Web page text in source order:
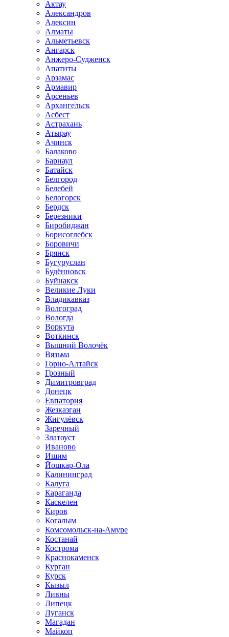
Актау
Александров
Алексин
Алматы
Альметьевск
Ангарск
Анжеро-Судженск
Апатиты
Арзамас
Армавир
Арсеньев
Архангельск
Асбест
Астрахань
Атырау
Ачинск
Балаково
Барнаул
Батайск
Белгород
Белебей
Белогорск
Бердск
Березники
Биробиджан
Борисоглебск
Боровичи
Брянск
Бугуруслан
Будённовск
Буйнакск
Великие Луки
Владикавказ
Волгоград
Вологда
Воркута
Воткинск
Вышний Волочёк
Вязьма
Горно-Алтайск
Грозный
Димитровград
Донецк
Евпатория
Жезказган
Жигулёвск
Заречный
Златоуст
Иваново
Ишим
Йошкар-Ола
Калининград
Калуга
Караганда
Каскелен
Киров
Когалым
Комсомольск-на-Амуре
Костанай
Кострома
Краснокаменск
Курган
Курск
Кызыл
Ливны
Липецк
Луганск
Магадан
Майкоп